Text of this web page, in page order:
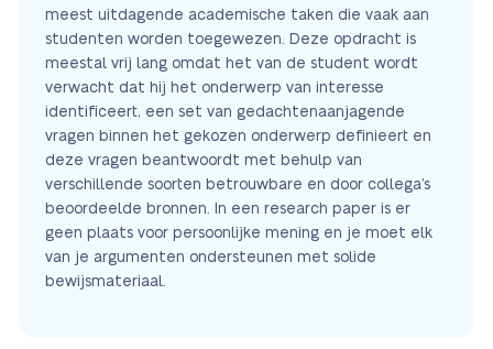
meest uitdagende academische taken die vaak aan
studenten worden toegewezen. Deze opdracht is
meestal vrij lang omdat het van de student wordt
verwacht dat hij het onderwerp van interesse
identificeert, een set van gedachtenaanjagende
vragen binnen het gekozen onderwerp definieert en
deze vragen beantwoordt met behulp van
verschillende soorten betrouwbare en door collega’s
beoordeelde bronnen. In een research paper is er
geen plaats voor persoonlijke mening en je moet elk
van je argumenten ondersteunen met solide
bewijsmateriaal.